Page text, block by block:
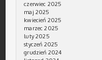
czerwiec 2025
maj 2025
kwiecień 2025
marzec 2025
luty 2025
styczeń 2025
grudzień 2024